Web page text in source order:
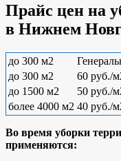
Прайс цен на
в Нижнем
до 300 м2
до 300 м2
60 руб./
до 1500 м2
50 руб./
более 4000 м2 40 руб./
Во время уборки
применяются: